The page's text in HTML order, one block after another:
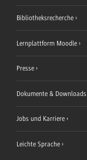
Bibliotheksrecherche
Lernplattform Moodle
Presse
Dokumente & Downloads
Jobs und Karriere
Leichte Sprache